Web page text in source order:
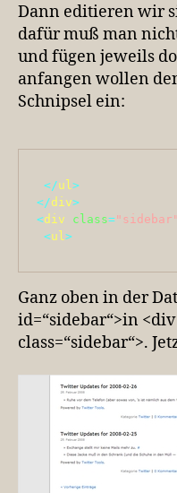
Dann editieren wir
dafür muß man
und fügen jeweils
anfangen wollen
Schnipsel ein:
</ul >
</div>
<div class="sidebar"
<ul >
Ganz oben in der
id=“sidebar“>in
class=“sidebar“>.